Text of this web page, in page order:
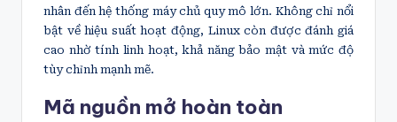
nhân đến hệ thống máy chủ quy mô lớn. Không chỉ nổi
bật về hiệu suất hoạt động, Linux còn được đánh giá
cao nhờ tính linh hoạt, khả năng bảo mật và mức độ
tùy chỉnh mạnh mẽ.
Mã nguồn mở hoàn toàn